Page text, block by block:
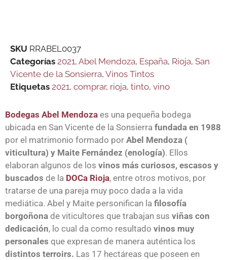
SKU RRABEL0037
Categorías 2021, Abel Mendoza, España, Rioja, San
Vicente de la Sonsierra, Vinos Tintos
Etiquetas 2021, comprar, rioja, tinto, vino
Bodegas Abel Mendoza es una pequeña bodega
ubicada en San Vicente de la Sonsierra fundada en 1988
por el matrimonio formado por Abel Mendoza (
viticultura) y Maite Fernández (enología). Ellos
elaboran algunos de los vinos más curiosos, escasos y
buscados de la DOCa Rioja, entre otros motivos, por
tratarse de una pareja muy poco dada a la vida
mediática. Abel y Maite personifican la filosofía
borgoñona de viticultores que trabajan sus viñas con
dedicación, lo cual da como resultado vinos muy
personales que expresan de manera auténtica los
distintos terroirs. Las 17 hectáreas que poseen en